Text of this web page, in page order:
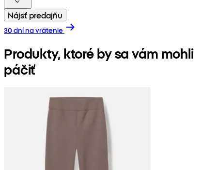
Nájsť predajňu
30 dní na vrátenie
Produkty, ktoré by sa vám mohli
páčiť